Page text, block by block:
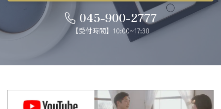
045-900-2777
【受付時間】10:00~17:30